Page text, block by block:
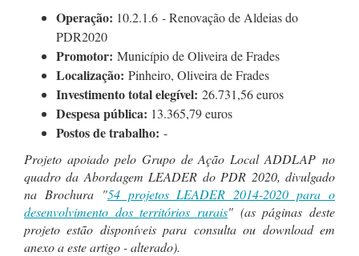
Operação: 10.2.1.6 - Renovação de Aldeias do
PDR2020
Promotor: Município de Oliveira de Frades
Localização: Pinheiro, Oliveira de Frades
Investimento total elegível: 26.731,56 euros
Despesa pública: 13.365,79 euros
Postos de trabalho: -
Projeto apoiado pelo Grupo de Ação Local ADDLAP no
quadro da Abordagem LEADER do PDR 2020, divulgado
na Brochura "54 projetos LEADER 2014-2020 para o
desenvolvimento dos territórios rurais" (as páginas deste
projeto estão disponíveis para consulta ou download em
anexo a este artigo - alterado).